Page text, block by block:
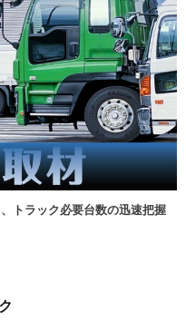
トラック必要台数の迅速把握